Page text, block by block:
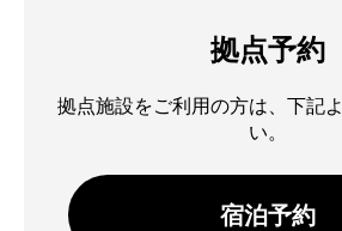
拠点予約
拠点施設をご利用の方は、下記
い。
宿泊予約